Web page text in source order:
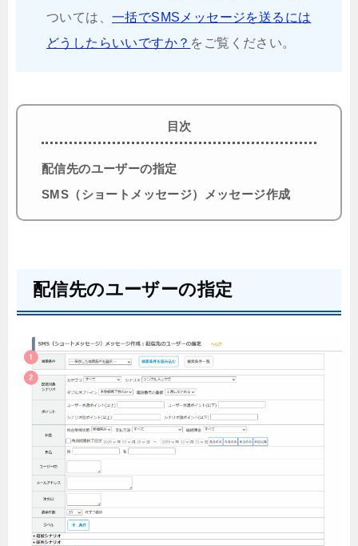
ついては、 一括でSMSメッセージを送るには
どうしたらいいですか？ をご覧ください。
目次
配信先のユーザーの指定
SMS（ショートメッセージ）メッセージ作成
配信先のユーザーの指定